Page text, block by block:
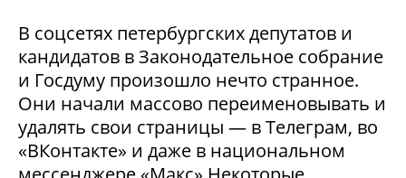
В соцсетях петербургских депутатов и
кандидатов в Законодательное собрание
и Госдуму произошло нечто странное.
Они начали массово переименовывать и
удалять свои страницы — в Телеграм, во
«ВКонтакте» и даже в национальном